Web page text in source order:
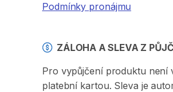
Podmínky pronájmu
ZÁLOHA A SLEVA Z
Pro vypůjčení produktu není
platební kartou. Sleva je